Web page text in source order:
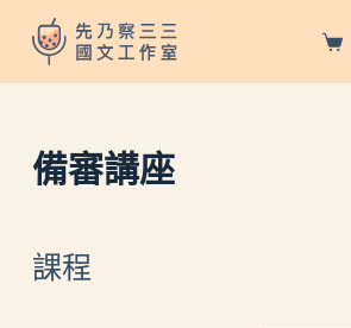
跳
至
主
內
容
備審講座
課程